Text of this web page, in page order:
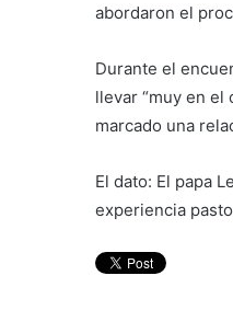
abordaron el
Durante el
llevar “muy en el
marcado una
El dato: El papa
experiencia